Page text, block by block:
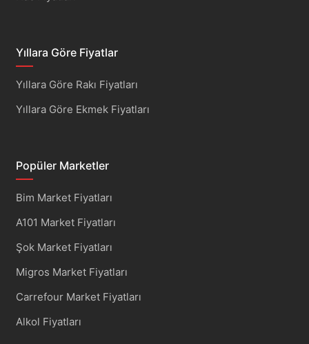
Yıllara Göre Fiyatlar
Yıllara Göre Rakı Fiyatları
Yıllara Göre Ekmek Fiyatları
Popüler Marketler
Bim Market Fiyatları
A101 Market Fiyatları
Şok Market Fiyatları
Migros Market Fiyatları
Carrefour Market Fiyatları
Alkol Fiyatları